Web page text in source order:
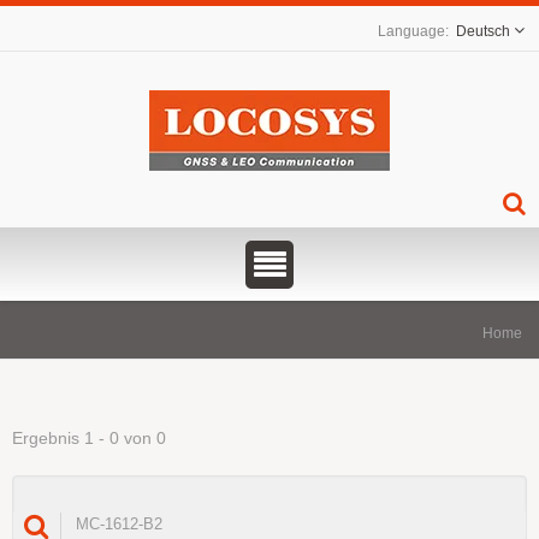
Deutsch
Home
Ergebnis 1 - 0 von 0